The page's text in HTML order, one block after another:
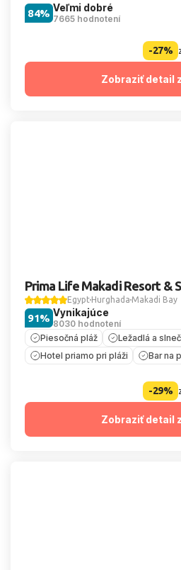
Veľmi dobré
7665 hodnotení
84%
-27%
Zobraziť detail
Prima Life Makadi Resort &
Egypt Hurghada Makadi Bay
Vynikajúce
8030 hodnotení
91%
Piesočná pláž
Ležadlá a
Hotel priamo pri pláži
Bar na
-29%
Zobraziť detail